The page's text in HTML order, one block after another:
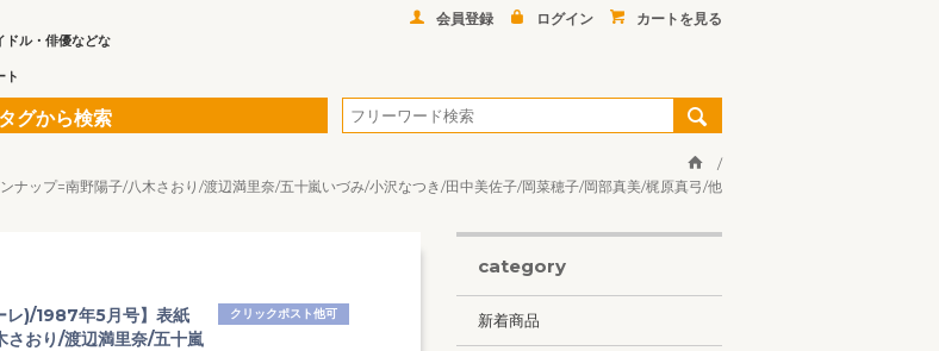
ドル・俳優などな
ト
会員登録 ログイン カートを見る
タグから検索
ナップ=南野陽子/八木さおり/渡辺満里奈/五十嵐いづみ/小沢なつき/田中美佐子/岡菜穂子/岡部真美/梶原真弓/他
クリックポスト他可
レ)/1987年5月号】表紙
さおり/渡辺満里奈/五十嵐
category
新着商品